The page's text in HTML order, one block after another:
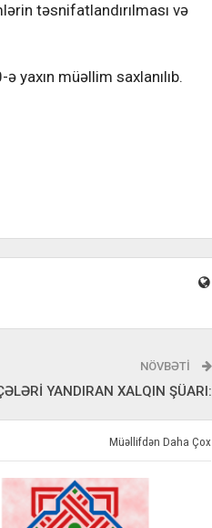
təsnifatlandırılması və
yaxın müəllim saxlanılıb.
NÖVBƏTI
YANDIRAN XALQIN ŞÜARI:
Müəllifdən Daha Çox